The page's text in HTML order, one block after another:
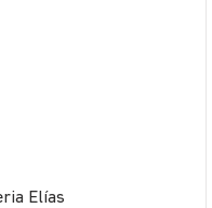
Elías